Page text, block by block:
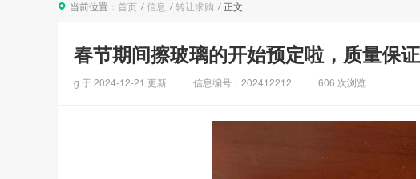
当前位置： 首页 信息 转让求购 正文
春节期间擦玻璃的开始预定啦，质量保
g 于2024-12-21 更新 信息编号：202412212 606 次浏览